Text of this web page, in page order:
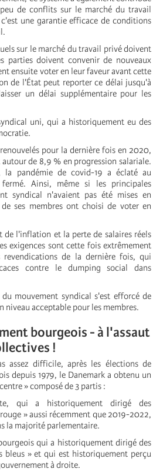
de conflits sur le marché du travail
une garantie efficace de conditions
sur le marché du travail privé doivent
parties doivent convenir de nouveaux
ensuite voter en leur faveur avant cette
de l'État peut reporter ce délai jusqu'à
un délai supplémentaire pour les
uni, qui a historiquement eu des
pour la dernière fois en 2020,
de 8,9 % en progression salariale.
la pandémie de covid-19 a éclaté au
Ainsi, même si les principales
syndical n'avaient pas été mises en
ses membres ont choisi de voter en
de l'inflation et la perte de salaires réels
exigences sont cette fois extrêmement
de la dernière fois, qui
contre le dumping social dans
mouvement syndical s'est efforcé de
niveau acceptable pour les membres.
bourgeois - à l'assaut
!
assez difficile, après les élections de
depuis 1979, le Danemark a obtenu un
» composé de 3 partis :
qui a historiquement dirigé des
» aussi récemment que 2019-2022,
la majorité parlementaire.
qui a historiquement dirigé des
bleus » et qui est historiquement perçu
à droite.